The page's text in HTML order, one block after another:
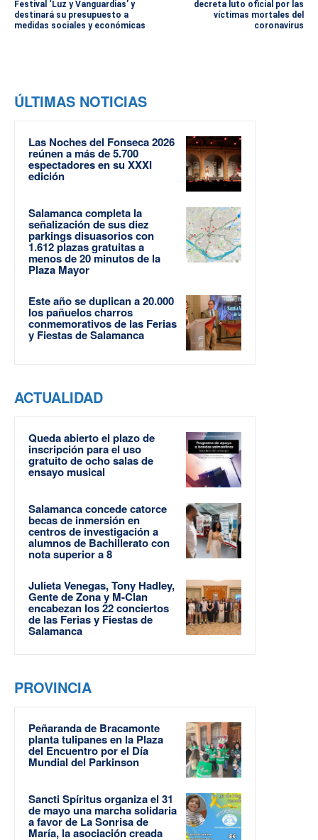
Festival ‘Luz y Vanguardias’ y
destinará su presupuesto a
medidas sociales y económicas
decreta luto oficial por las
víctimas mortales del
coronavirus
ÚLTIMAS NOTICIAS
Las Noches del Fonseca 2026
reúnen a más de 5.700
espectadores en su XXXI
edición
Salamanca completa la
señalización de sus diez
parkings disuasorios con
1.612 plazas gratuitas a
menos de 20 minutos de la
Plaza Mayor
Este año se duplican a 20.000
los pañuelos charros
conmemorativos de las Ferias
y Fiestas de Salamanca
ACTUALIDAD
Queda abierto el plazo de
inscripción para el uso
gratuito de ocho salas de
ensayo musical
Salamanca concede catorce
becas de inmersión en
centros de investigación a
alumnos de Bachillerato con
nota superior a 8
Julieta Venegas, Tony Hadley,
Gente de Zona y M-Clan
encabezan los 22 conciertos
de las Ferias y Fiestas de
Salamanca
PROVINCIA
Peñaranda de Bracamonte
planta tulipanes en la Plaza
del Encuentro por el Día
Mundial del Parkinson
Sancti Spíritus organiza el 31
de mayo una marcha solidaria
a favor de La Sonrisa de
María, la asociación creada